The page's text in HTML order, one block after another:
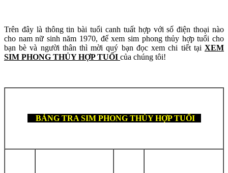
Trên đây là thông tin bài tuổi canh tuất hợp với số điện thoại nào
cho nam nữ sinh năm 1970, để xem sim phong thủy hợp tuổi cho
bạn bè và người thân thì mời quý bạn đọc xem chi tiết tại XEM
SIM PHONG THỦY HỢP TUỔI của chúng tôi!
BẢNG TRA SIM PHONG THỦY HỢP TUỔI